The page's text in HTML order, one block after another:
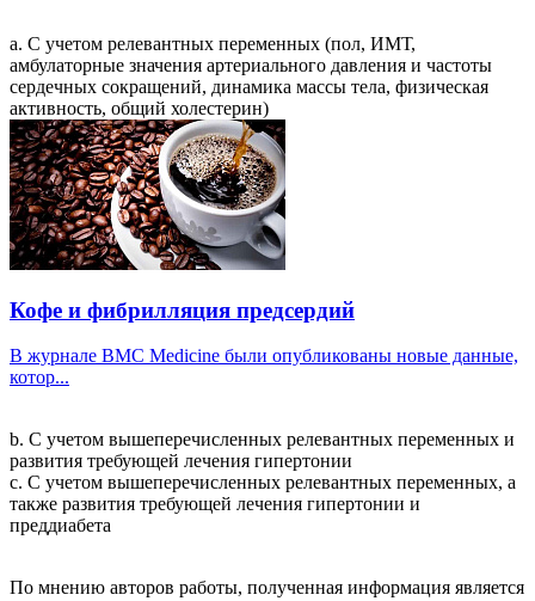
a. С учетом релевантных переменных (пол, ИМТ,
амбулаторные значения артериального давления и частоты
сердечных сокращений, динамика массы тела, физическая
активность, общий холестерин)
Кофе и фибрилляция предсердий
В журнале BMC Medicine были опубликованы новые данные,
котор...
b. С учетом вышеперечисленных релевантных переменных и
развития требующей лечения гипертонии
c. С учетом вышеперечисленных релевантных переменных, а
также развития требующей лечения гипертонии и
преддиабета
По мнению авторов работы, полученная информация является